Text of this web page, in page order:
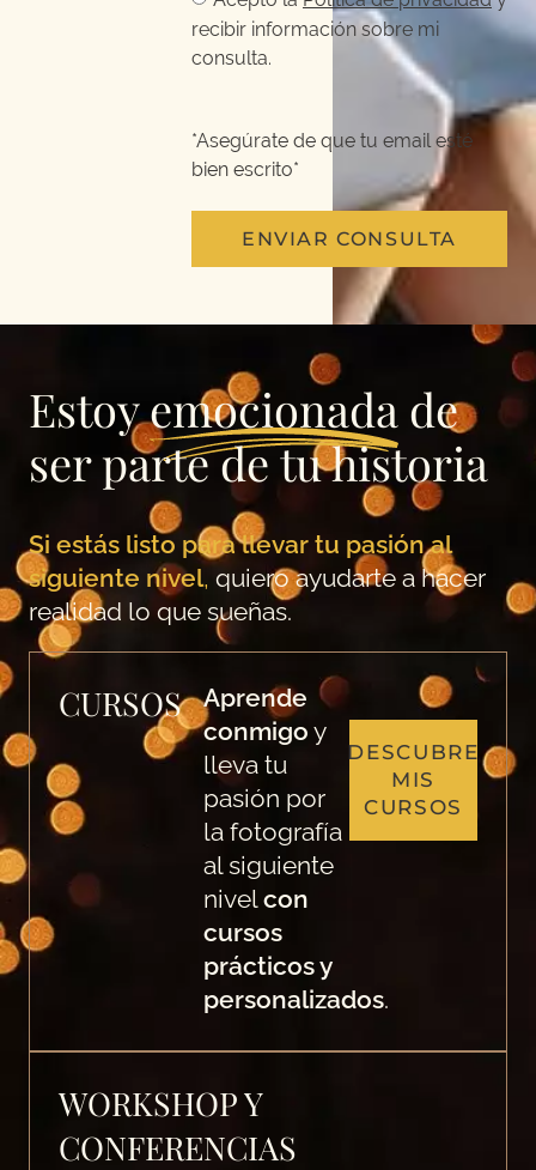
recibir información sobre mi
consulta.
*Asegúrate de que tu email esté
bien escrito*
ENVIAR CONSULTA
Estoyemocionadade
ser parte de tu historia
Si estás listo para llevar tu pasión al
siguiente nivel, quiero ayudarte a hacer
realidad lo que sueñas.
CURSOS
Aprende
conmigo y
lleva tu
pasión por
la fotografía
al siguiente
nivelcon
cursos
prácticos y
personalizados.
DESCUBRE
MIS
CURSOS
WORKSHOP Y
CONFERENCIAS